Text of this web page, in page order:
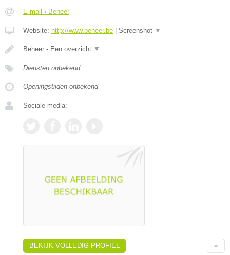
E-mail › Beheer
Website: http://www.beheer.be Screenshot ▼
Beheer - Een overzicht ▼
Diensten onbekend
Openingstijden onbekend
Sociale media:
BEKIJK VOLLEDIG PROFIEL